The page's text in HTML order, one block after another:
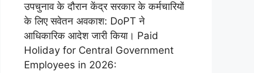
उपचुनाव के दौरान केंद्र सरकार के कर्मचारियों
के लिए सवेतन अवकाश: DoPT ने
आधिकारिक आदेश जारी किया। Paid
Holiday for Central Government
Employees in 2026: